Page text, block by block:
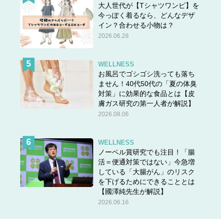
大人世代が【Tシャツワンピ】を
今っぽく着るなら、どんなデザ
イン？合わせる小物は？
2026.06.28
WELLNESS
お風呂でゴシゴシ洗っても落ち
ません！40代50代の「夏の体臭
対策」に効果的な食品とは【皮
膚ガス研究の第一人者が解説】
2026.08.06
WELLNESS
ノーベル賞研究でも注目！「腸
活＝便通対策ではない」今急増
している「大腸がん」のリスク
を下げるためにできることとは
【國澤純先生が解説】
2026.06.16